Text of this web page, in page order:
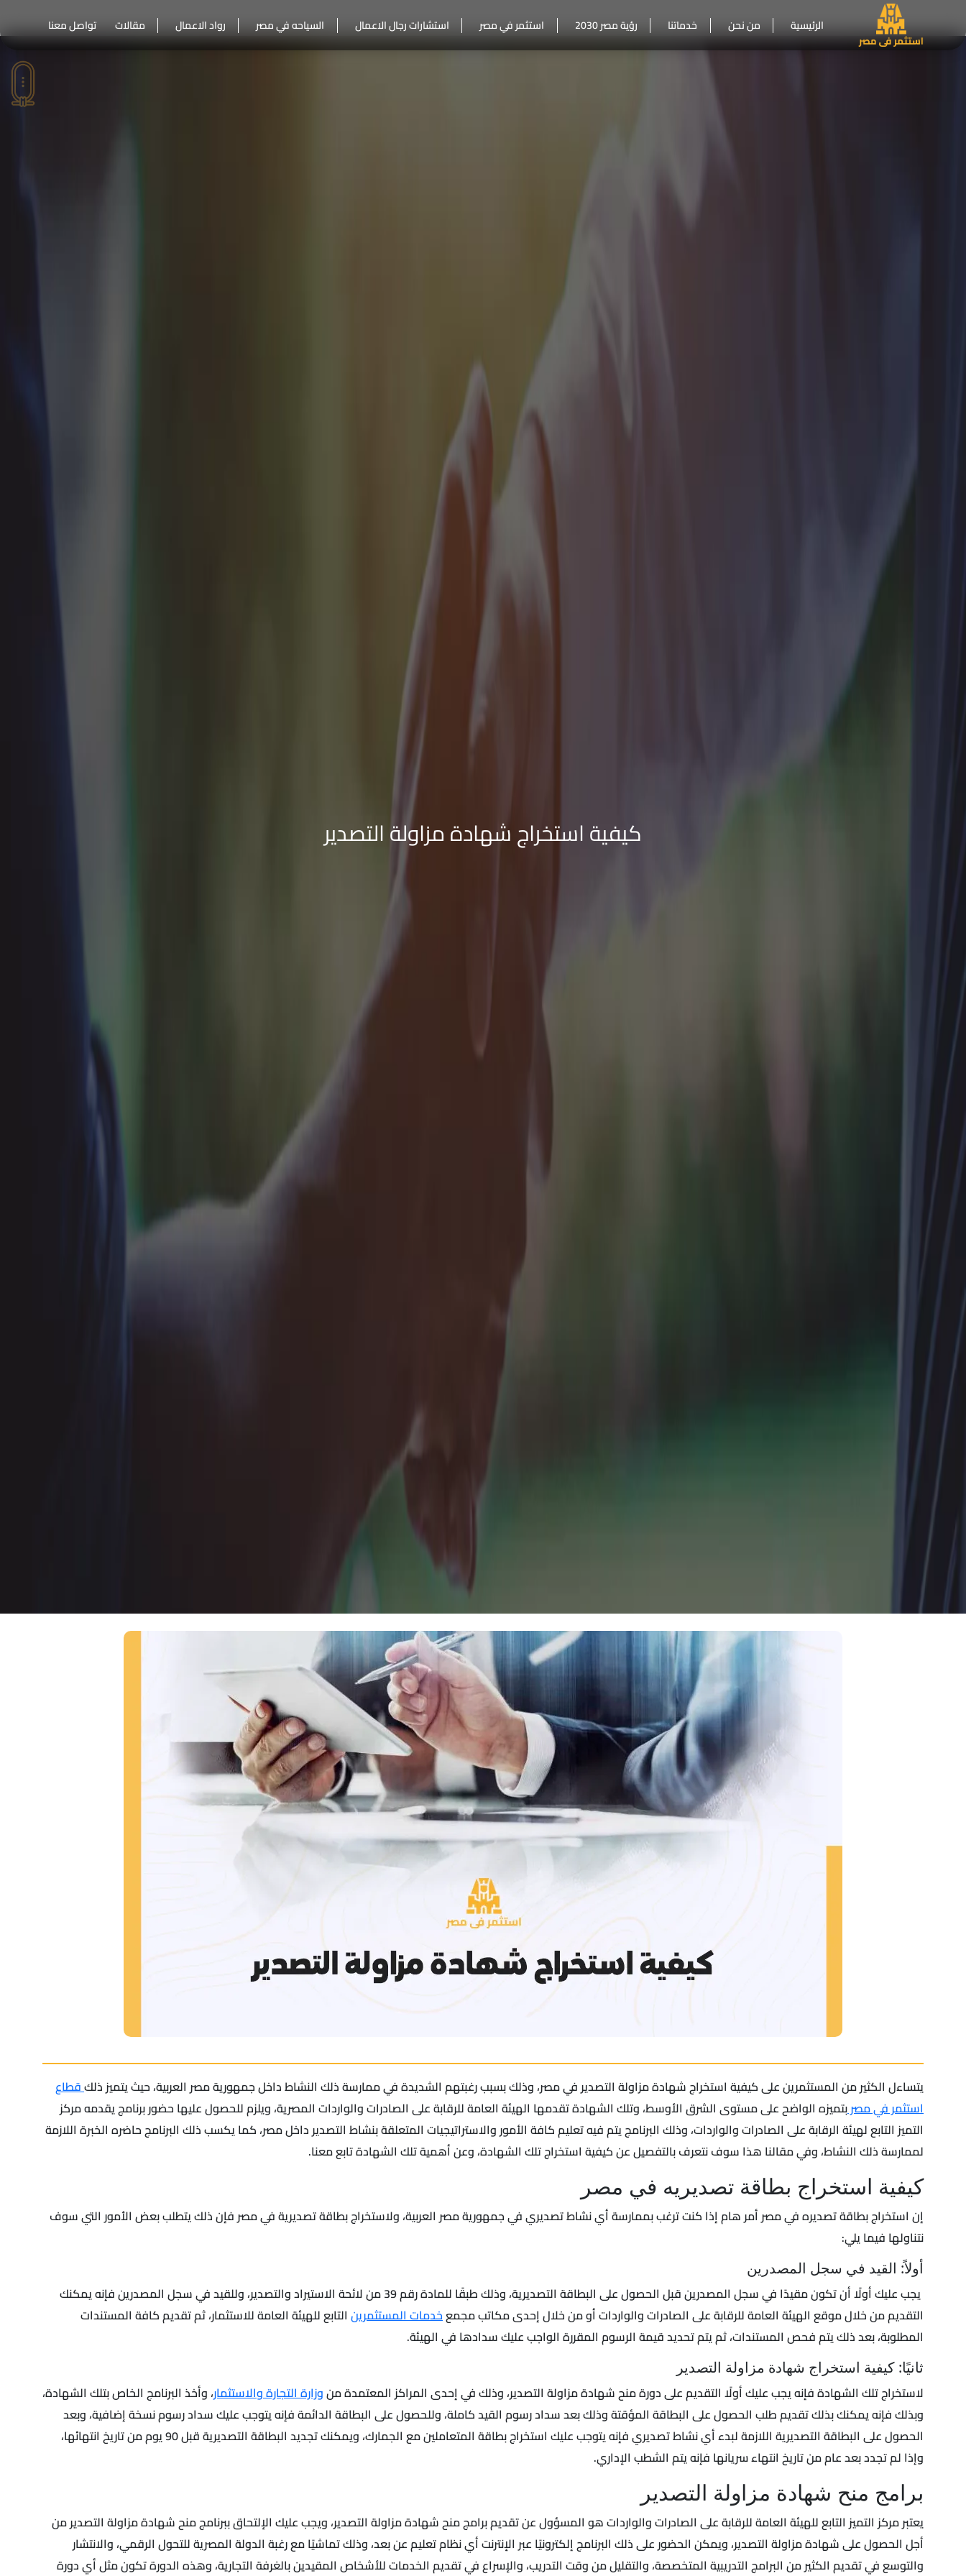
الرئيسية من نحن خدماتنا رؤية مصر 2030 استثمر في مصر استشارات رجال الاعمال السياحه في مصر رواد الاعمال مقالات تواصل معنا
كيفية استخراج شهادة مزاولة التصدير
يتساءل الكثير من المستثمرين على كيفية استخراج شهادة مزاولة التصدير في مصر، وذلك بسبب رغبتهم الشديدة في ممارسة ذلك النشاط داخل جمهورية مصر العربية، حيث يتميز ذلكقطاع
استثمر في مصربتميزه الواضح على مستوى الشرق الأوسط، وتلك الشهادة تقدمها الهيئة العامة للرقابة على الصادرات والواردات المصرية، ويلزم للحصول عليها حضور برنامج يقدمه مركز
التميز التابع لهيئة الرقابة على الصادرات والواردات، وذلك البرنامج يتم فيه تعليم كافة الأمور والاستراتيجيات المتعلقة بنشاط التصدير داخل مصر، كما يكسب ذلك البرنامج حاضره الخبرة اللازمة
لممارسة ذلك النشاط، وفي مقالنا هذا سوف نتعرف بالتفصيل عن كيفية استخراج تلك الشهادة، وعن أهمية تلك الشهادة تابع معنا.
كيفية استخراج بطاقة تصديريه في مصر
إن استخراج بطاقة تصديره في مصر أمر هام إذا كنت ترغب بممارسة أي نشاط تصديري في جمهورية مصر العربية، ولاستخراج بطاقة تصديرية في مصر فإن ذلك يتطلب بعض الأمور التي سوف
نتناولها فيما يلي:
أولاً: القيد في سجل المصدرين
يجب عليك أولًا أن تكون مقيدًا في سجل المصدرين قبل الحصول على البطاقة التصديرية، وذلك طبقًا للمادة رقم 39 من لائحة الاستيراد والتصدير، وللقيد في سجل المصدرين فإنه يمكنك
التقديم من خلال موقع الهيئة العامة للرقابة على الصادرات والواردات أو من خلال إحدى مكاتب مجمعخدمات المستثمرين التابع للهيئة العامة للاستثمار، ثم تقديم كافة المستندات
المطلوبة، بعد ذلك يتم فحص المستندات، ثم يتم تحديد قيمة الرسوم المقررة الواجب عليك سدادها في الهيئة.
ثانيًا: كيفية استخراج شهادة مزاولة التصدير
لاستخراج تلك الشهادة فإنه يجب عليك أولًا التقديم على دورة منح شهادة مزاولة التصدير، وذلك في إحدى المراكز المعتمدة منوزارة التجارة والاستثمار، وأخذ البرنامج الخاص بتلك الشهادة،
وبذلك فإنه يمكنك بذلك تقديم طلب الحصول على البطاقة المؤقتة وذلك بعد سداد رسوم القيد كاملة، وللحصول على البطاقة الدائمة فإنه يتوجب عليك سداد رسوم نسخة إضافية، وبعد
الحصول على البطاقة التصديرية اللازمة لبدء أي نشاط تصديري فإنه يتوجب عليك استخراج بطاقة المتعاملين مع الجمارك، ويمكنك تجديد البطاقة التصديرية قبل 90 يوم من تاريخ انتهائها،
وإذا لم تجدد بعد عام من تاريخ انتهاء سريانها فإنه يتم الشطب الإداري.
برامج منح شهادة مزاولة التصدير
يعتبر مركز التميز التابع للهيئة العامة للرقابة على الصادرات والواردات هو المسؤول عن تقديم برامج منح شهادة مزاولة التصدير، ويجب عليك الإلتحاق ببرنامج منح شهادة مزاولة التصدير من
أجل الحصول على شهادة مزاولة التصدير، ويمكن الحضور على ذلك البرنامج إلكترونيًا عبر الإنترنت أي نظام تعليم عن بعد، وذلك تماشيًا مع رغبة الدولة المصرية للتحول الرقمي، والانتشار
والتوسع في تقديم الكثير من البرامج التدريبية المتخصصة، والتقليل من وقت التدريب، والإسراع في تقديم الخدمات للأشخاص المقيدين بالغرفة التجارية، وهذه الدورة تكون مثل أي دورة